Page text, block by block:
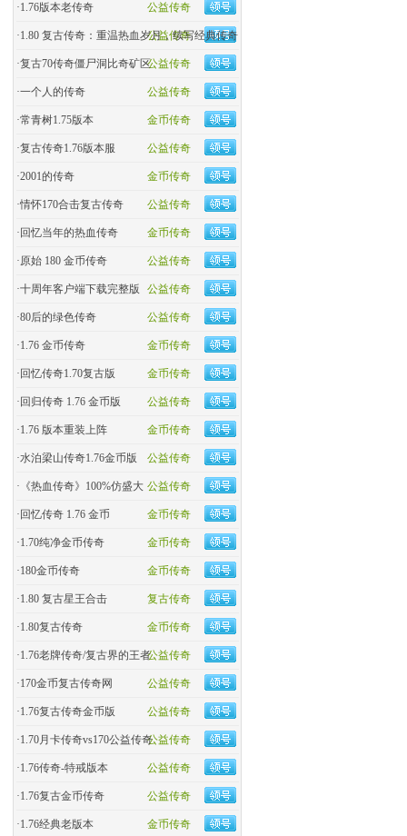
公益传奇
·1.76版本老传奇
公益传奇
·1.80 复古传奇：重温热血岁月，续写经典传奇
公益传奇
·复古70传奇僵尸洞比奇矿区
公益传奇
·一个人的传奇
金币传奇
·常青树1.75版本
公益传奇
·复古传奇1.76版本服
金币传奇
·2001的传奇
公益传奇
·情怀170合击复古传奇
金币传奇
· 回忆当年的热血传奇
公益传奇
·原始 180 金币传奇
公益传奇
·十周年客户端下载完整版
公益传奇
·80后的绿色传奇
金币传奇
·1.76 金币传奇
金币传奇
· 回忆传奇1.70复古版
公益传奇
· 回归传奇 1.76 金币版
金币传奇
·1.76 版本重装上阵
公益传奇
·水泊梁山传奇1.76金币版
公益传奇
· 《热血传奇》100%仿盛大
金币传奇
· 回忆传奇 1.76 金币
金币传奇
·1.70纯净金币传奇
金币传奇
·180金币传奇
复古传奇
·1.80 复古星王合击
金币传奇
·1.80复古传奇
公益传奇
·1.76老牌传奇/复古界的王者
公益传奇
·170金币复古传奇网
公益传奇
·1.76复古传奇金币版
公益传奇
·1.70月卡传奇vs170公益传奇
公益传奇
·1.76传奇-特戒版本
公益传奇
·1.76复古金币传奇
金币传奇
·1.76经典老版本